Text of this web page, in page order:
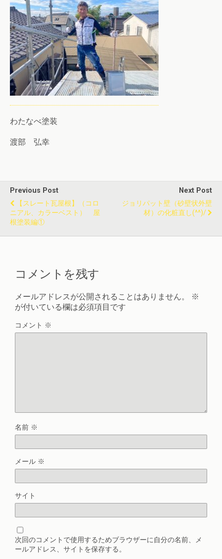
わたなべ塗装
渡部 弘幸
Previous Post
【スレート瓦屋根】（コロ
ニアル、カラーベスト） 屋
根塗装編①
Next Post
ジョリパット壁（砂壁状外壁
材）の化粧直し(^^)/
コメントを残す
メールアドレスが公開されることはありません。
※
が付いている欄は必須項目です
コメント ※
名前 ※
メール ※
サイト
次回のコメントで使用するためブラウザーに自分の名前、メ
ールアドレス、サイトを保存する。